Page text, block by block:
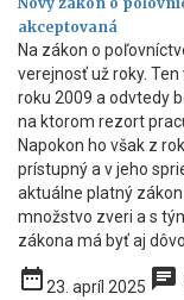
akceptovaná
Na zákon o
verejnosť už roky.
roku 2009 a odvtedy
na ktorom rezort
Napokon ho však z
prístupný a v jeho
aktuálne platný
množstvo zveri a s
zákona má byť aj
date_range 23. apríl 2025 chat